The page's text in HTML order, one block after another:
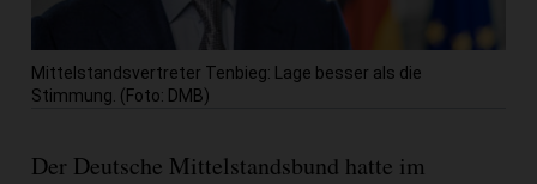
Mittelstandsvertreter Tenbieg: Lage besser als die
Stimmung. (Foto: DMB)
Der Deutsche Mittelstandsbund hatte im